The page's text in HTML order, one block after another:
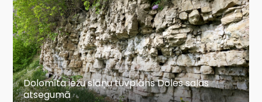
Dolomīta iežu slāņu tuvplāns Doles salas
atsegumā